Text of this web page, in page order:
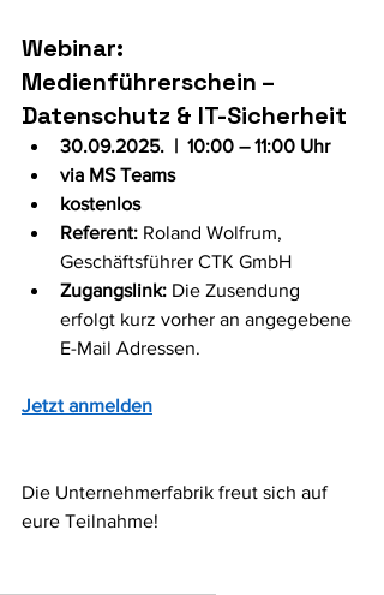
Webinar:
Medienführerschein –
Datenschutz & IT-Sicherheit
30.09.2025.  |  10:00 – 11:00 Uhr
via MS Teams
kostenlos
Referent: Roland Wolfrum,
Geschäftsführer CTK GmbH
Zugangslink: Die Zusendung
erfolgt kurz vorher an angegebene
E-Mail Adressen.
Jetzt anmelden
Die Unternehmerfabrik freut sich auf
eure Teilnahme!